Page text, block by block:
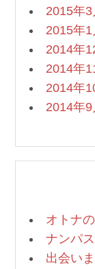
2015年3
2015年1
2014年
2014年
2014年
2014年9
オトナ
ナンパ
出会い